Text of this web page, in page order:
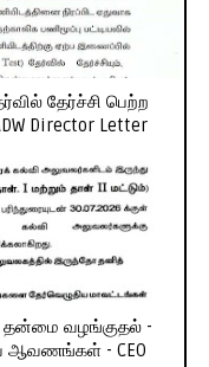
தேர்ச்சி பெற்ற
Director Letter
தன்மை வழங்குதல் -
ஆவணங்கள் - CEO